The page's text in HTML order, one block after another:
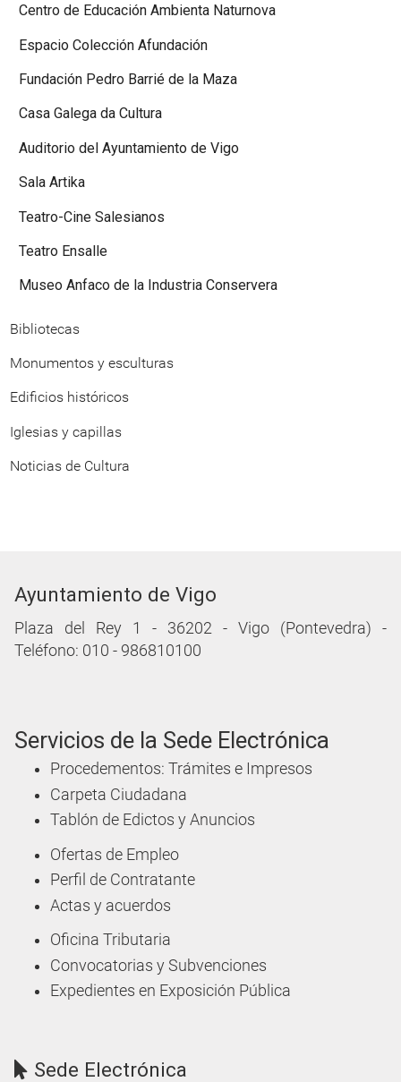
Centro de Educación Ambienta Naturnova
Espacio Colección Afundación
Fundación Pedro Barrié de la Maza
Casa Galega da Cultura
Auditorio del Ayuntamiento de Vigo
Sala Artika
Teatro-Cine Salesianos
Teatro Ensalle
Museo Anfaco de la Industria Conservera
Bibliotecas
Monumentos y esculturas
Edificios históricos
Iglesias y capillas
Noticias de Cultura
Ayuntamiento de Vigo
Plaza del Rey 1 - 36202 - Vigo (Pontevedra) -
Teléfono: 010 - 986810100
Servicios de la Sede Electrónica
Procedementos: Trámites e Impresos
Carpeta Ciudadana
Tablón de Edictos y Anuncios
Ofertas de Empleo
Perfil de Contratante
Actas y acuerdos
Oficina Tributaria
Convocatorias y Subvenciones
Expedientes en Exposición Pública
Sede Electrónica